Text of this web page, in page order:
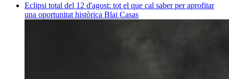
Eclipsi total del 12 d'agost: tot el que cal saber per aprofitar
una oportunitat històrica Blai Casas